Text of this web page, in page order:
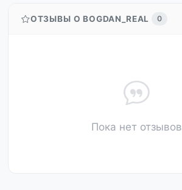
ОТЗЫВЫ О BOGDAN_REAL 0
Пока нет отзывов